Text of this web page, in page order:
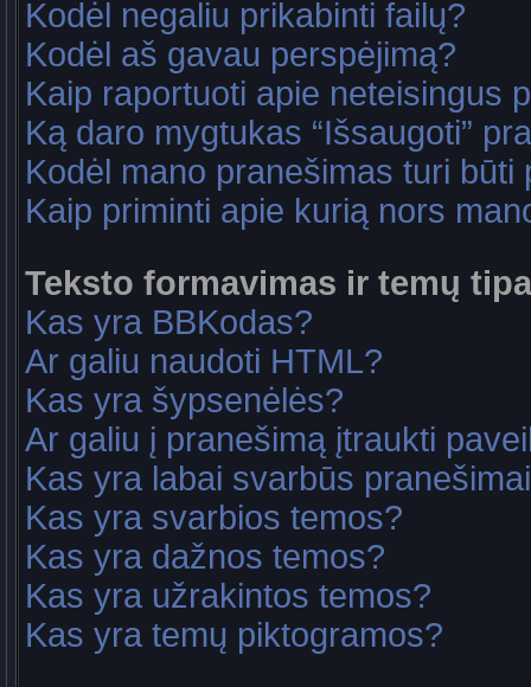
Kodėl negaliu prikabinti failų?
Kodėl aš gavau perspėjimą?
Kaip raportuoti apie neteisingus
Ką daro mygtukas “Išsaugoti”
Kodėl mano pranešimas turi būti
Kaip priminti apie kurią nors
Teksto formavimas ir temų
Kas yra BBKodas?
Ar galiu naudoti HTML?
Kas yra šypsenėlės?
Ar galiu į pranešimą įtraukti
Kas yra labai svarbūs
Kas yra svarbios temos?
Kas yra dažnos temos?
Kas yra užrakintos temos?
Kas yra temų piktogramos?